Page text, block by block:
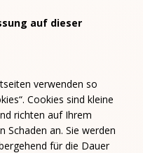
auf dieser
verwenden so
Cookies sind kleine
richten auf Ihrem
Schaden an. Sie werden
für die Dauer